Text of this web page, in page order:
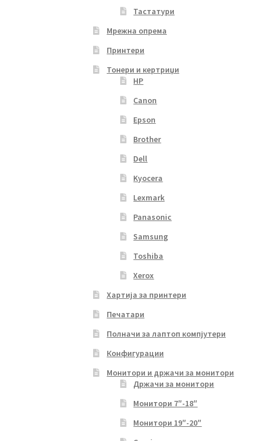
Тастатури
Мрежна опрема
Принтери
Тонери и кертриџи
HP
Canon
Epson
Brother
Dell
Kyocera
Lexmark
Panasonic
Samsung
Toshiba
Xerox
Хартија за принтери
Печатари
Полначи за лаптоп компјутери
Конфигурации
Монитори и држачи за монитори
Држачи за монитори
Монитори 7″-18″
Монитори 19″-20″